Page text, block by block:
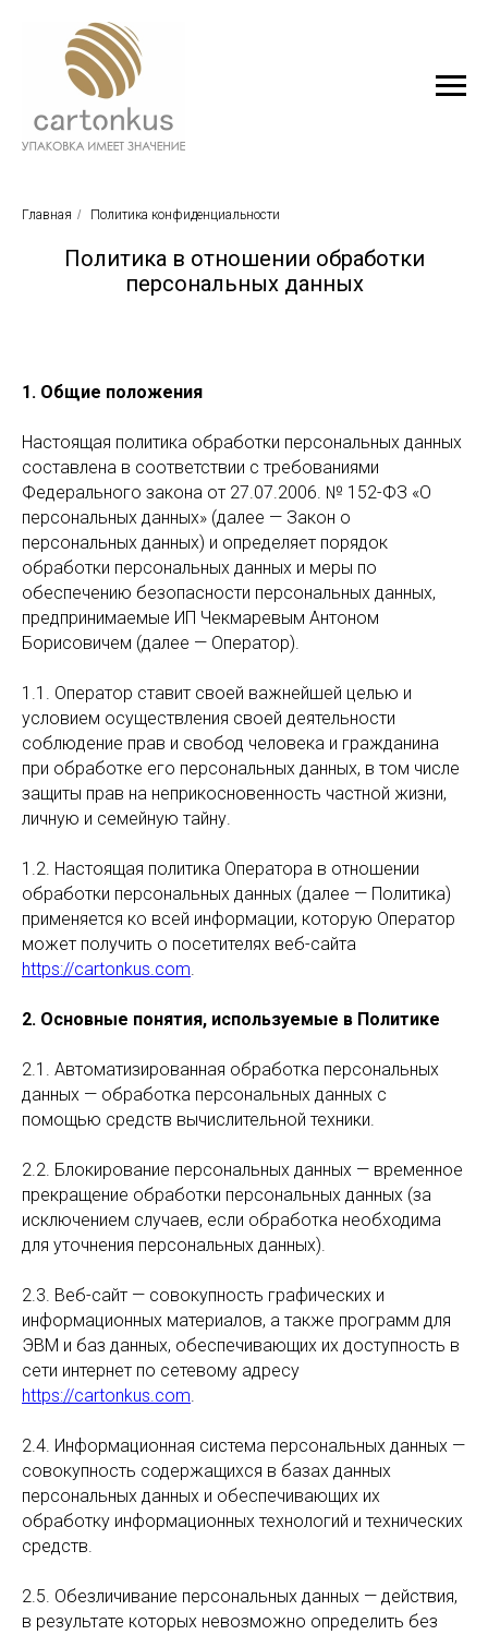
Главная / Политика конфиденциальности
Политика в отношении обработки
персональных данных
1. Общие положения
Настоящая политика обработки персональных данных
составлена в соответствии с требованиями
Федерального закона от 27.07.2006. № 152-ФЗ «О
персональных данных» (далее — Закон о
персональных данных) и определяет порядок
обработки персональных данных и меры по
обеспечению безопасности персональных данных,
предпринимаемые ИП Чекмаревым Антоном
Борисовичем (далее — Оператор).
1.1. Оператор ставит своей важнейшей целью и
условием осуществления своей деятельности
соблюдение прав и свобод человека и гражданина
при обработке его персональных данных, в том числе
защиты прав на неприкосновенность частной жизни,
личную и семейную тайну.
1.2. Настоящая политика Оператора в отношении
обработки персональных данных (далее — Политика)
применяется ко всей информации, которую Оператор
может получить о посетителях веб-сайта
https://cartonkus.com.
2. Основные понятия, используемые в Политике
2.1. Автоматизированная обработка персональных
данных — обработка персональных данных с
помощью средств вычислительной техники.
2.2. Блокирование персональных данных — временное
прекращение обработки персональных данных (за
исключением случаев, если обработка необходима
для уточнения персональных данных).
2.3. Веб-сайт — совокупность графических и
информационных материалов, а также программ для
ЭВМ и баз данных, обеспечивающих их доступность в
сети интернет по сетевому адресу
https://cartonkus.com.
2.4. Информационная система персональных данных —
совокупность содержащихся в базах данных
персональных данных и обеспечивающих их
обработку информационных технологий и технических
средств.
2.5. Обезличивание персональных данных — действия,
в результате которых невозможно определить без